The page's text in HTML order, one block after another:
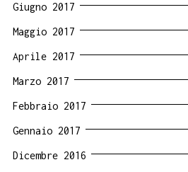
Giugno 2017
Maggio 2017
Aprile 2017
Marzo 2017
Febbraio 2017
Gennaio 2017
Dicembre 2016